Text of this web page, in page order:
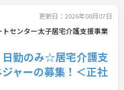
更新日：2026年08月07日
センター太子居宅介護支援事業
日勤のみ☆居宅介護支
ャーの募集！＜正社